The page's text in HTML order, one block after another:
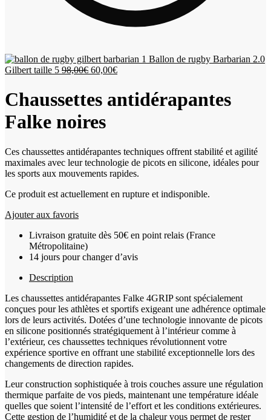
Ballon de rugby Barbarian 2.0
Gilbert taille 5 98,00€ Le
était :
60,00€Le
actuel
est :
Chaussettes antidérapantes
Falke noires
Ces chaussettes antidérapantes techniques offrent stabilité et agilité
maximales avec leur technologie de picots en silicone, idéales pour
les sports aux mouvements rapides.
Ce produit est actuellement en rupture et indisponible.
Ajouter aux favoris
Livraison gratuite dès 50€ en point relais (France
Métropolitaine)
14 jours pour changer d’avis
Description
Les chaussettes antidérapantes Falke 4GRIP sont spécialement
conçues pour les athlètes et sportifs exigeant une adhérence optimale
lors de leurs activités. Dotées d’une technologie innovante de picots
en silicone positionnés stratégiquement à l’intérieur comme à
l’extérieur, ces chaussettes techniques révolutionnent votre
expérience sportive en offrant une stabilité exceptionnelle lors des
changements de direction rapides.
Leur construction sophistiquée à trois couches assure une régulation
thermique parfaite de vos pieds, maintenant une température idéale
quelles que soient l’intensité de l’effort et les conditions extérieures.
Cette gestion de l’humidité et de la chaleur vous permet de rester